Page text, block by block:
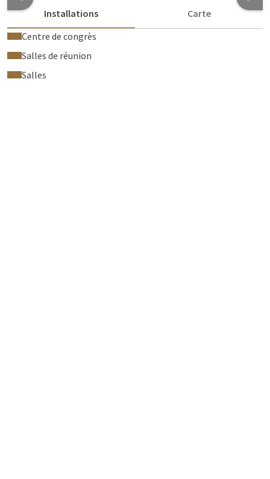
Installations
Carte
Centre de congrès
Salles de réunion
Salles